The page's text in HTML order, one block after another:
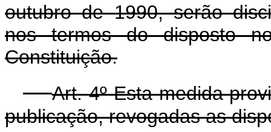
outubro de 1990, serão
nos termos do disposto
Constituição.
Art. 4º Esta medida
publicação, revogadas as